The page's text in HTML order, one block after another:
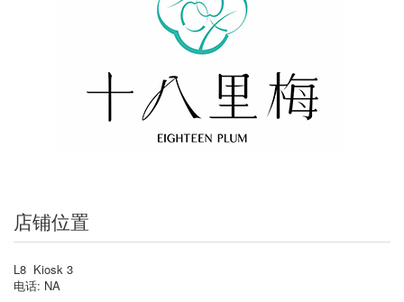
店铺位置
L8 Kiosk 3
电话: NA